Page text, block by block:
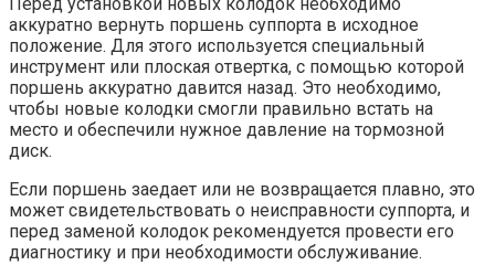
аккуратно вернуть поршень суппорта в исходное
положение. Для этого используется специальный
инструмент или плоская отвертка, с помощью которой
поршень аккуратно давится назад. Это необходимо,
чтобы новые колодки смогли правильно встать на
место и обеспечили нужное давление на тормозной
диск.
Если поршень заедает или не возвращается плавно, это
может свидетельствовать о неисправности суппорта, и
перед заменой колодок рекомендуется провести его
диагностику и при необходимости обслуживание.